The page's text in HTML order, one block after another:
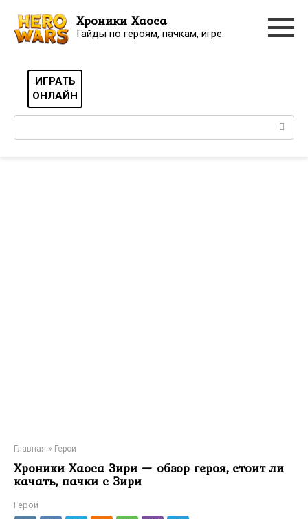
контенту
Хроники Хаоса
Гайды по героям, пачкам, игре
ИГРАТЬ
ОНЛАЙН
Главная » Герои
Хроники Хаоса Зири — обзор героя, стоит ли
качать, пачки с Зири
Герои